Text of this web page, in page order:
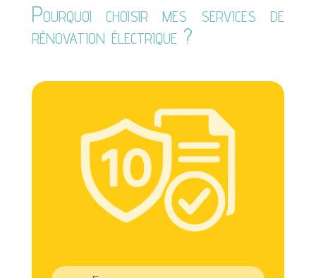
Pourquoi choisir mes services de
rénovation électrique ?